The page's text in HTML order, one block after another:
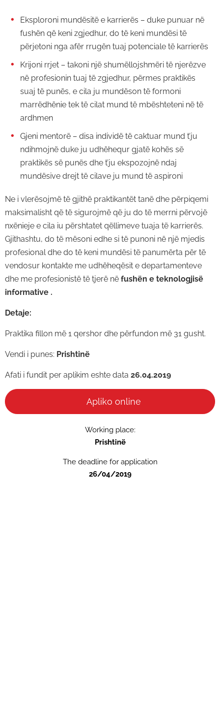
Eksploroni mundësitë e karrierës – duke punuar në
fushën që keni zgjedhur, do të keni mundësi të
përjetoni nga afër rrugën tuaj potenciale të karrierës
Krijoni rrjet – takoni një shumëllojshmëri të njerëzve
në profesionin tuaj të zgjedhur, përmes praktikës
suaj të punës, e cila ju mundëson të formoni
marrëdhënie tek të cilat mund të mbështeteni në të
ardhmen
Gjeni mentorë – disa individë të caktuar mund t’ju
ndihmojnë duke ju udhëhequr gjatë kohës së
praktikës së punës dhe t’ju ekspozojnë ndaj
mundësive drejt të cilave ju mund të aspironi
Ne i vlerësojmë të gjithë praktikantët tanë dhe përpiqemi
maksimalisht që të sigurojmë që ju do të merrni përvojë
nxënieje e cila iu përshtatet qëllimeve tuaja të karrierës.
Gjithashtu, do të mësoni edhe si të punoni në një mjedis
profesional dhe do të keni mundësi të panumërta për të
vendosur kontakte me udhëheqësit e departamenteve
dhe me profesionistë të tjerë në fushën e teknologjisë
informative .
Detaje:
Praktika fillon më 1 qershor dhe përfundon më 31 gusht.
Vendi i punes: Prishtinë
Afati i fundit per aplikim eshte data 26.04.2019
Apliko online
Working place:
Prishtinë
The deadline for application
26/04/2019